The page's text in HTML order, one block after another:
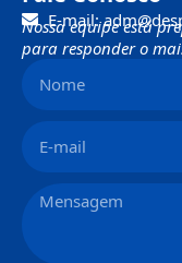
E-mail:
Nossa equipe está
para responder o